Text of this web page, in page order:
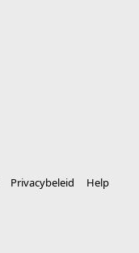
Privacybeleid
Help